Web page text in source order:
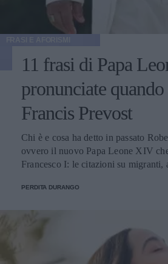
11 frasi di Papa
pronunciate
Francis Prevost
Chi è e cosa ha detto in passato
ovvero il nuovo Papa Leone XIV
Francesco I: le citazioni su migranti,
PERDITA DURANGO